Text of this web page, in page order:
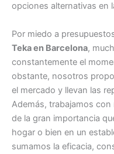
opciones alternativas en
Por miedo a
Teka en Barcelona,
constantemente el
obstante, nosotros
el mercado y llevan las
Además, trabajamos
de la gran importancia
hogar o bien en un
sumamos la eficacia,